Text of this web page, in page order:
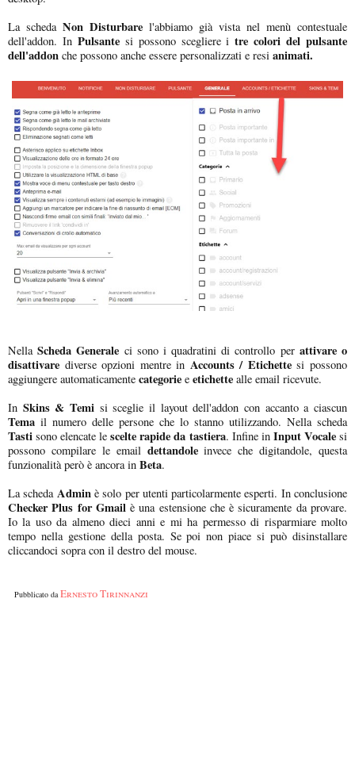
La schedaNon Disturbare l'abbiamo già vista nel menù contestuale
dell'addon. InPulsantesi possono scegliere itre colori del pulsante
dell'addon che possono anche essere personalizzati e resi animati.
NellaScheda Generale ci sono i quadratini di controllo per attivare o
disattivare diverse opzioni mentre in Accounts / Etichettesi possono
aggiungere automaticamente categorie e etichette alle email ricevute.
In Skins & Temi si sceglie il layout dell'addon con accanto a ciascun
Tema il numero delle persone che lo stanno utilizzando. Nella scheda
Tasti sono elencate lescelte rapide da tastiera. Infine in Input Vocalesi
possono compilare le email dettandoleinvece che digitandole, questa
funzionalità però è ancora in Beta.
La scheda Admin è solo per utenti particolarmente esperti. In conclusione
Checker Plus for Gmailè una estensione che è sicuramente da provare.
Io la uso da almeno dieci anni e mi ha permesso di risparmiare molto
tempo nella gestione della posta. Se poi non piace si può disinstallare
cliccandoci sopra con il destro del mouse.
Pubblicato daErnesto Tirinnanzi